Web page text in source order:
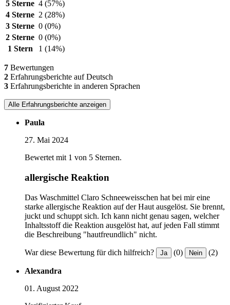
5 Sterne 4 (57%)
4 Sterne 2 (28%)
3 Sterne 0 (0%)
2 Sterne 0 (0%)
1 Stern
1 (14%)
7 Bewertungen
2 Erfahrungsberichte auf Deutsch
3 Erfahrungsberichte in anderen Sprachen
Alle Erfahrungsberichte anzeigen
Paula
27. Mai 2024
Bewertet mit 1 von 5 Sternen.
allergische Reaktion
Das Waschmittel Claro Schneeweisschen hat bei mir eine
starke allergische Reaktion auf der Haut ausgelöst. Sie brennt,
juckt und schuppt sich. Ich kann nicht genau sagen, welcher
Inhaltsstoff die Reaktion ausgelöst hat, auf jeden Fall stimmt
die Beschreibung "hautfreundlich" nicht.
War diese Bewertung für dich hilfreich? Ja (0) Nein (2)
Alexandra
01. August 2022